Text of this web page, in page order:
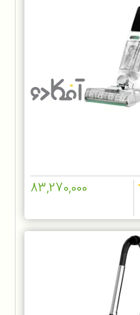
83,270,000